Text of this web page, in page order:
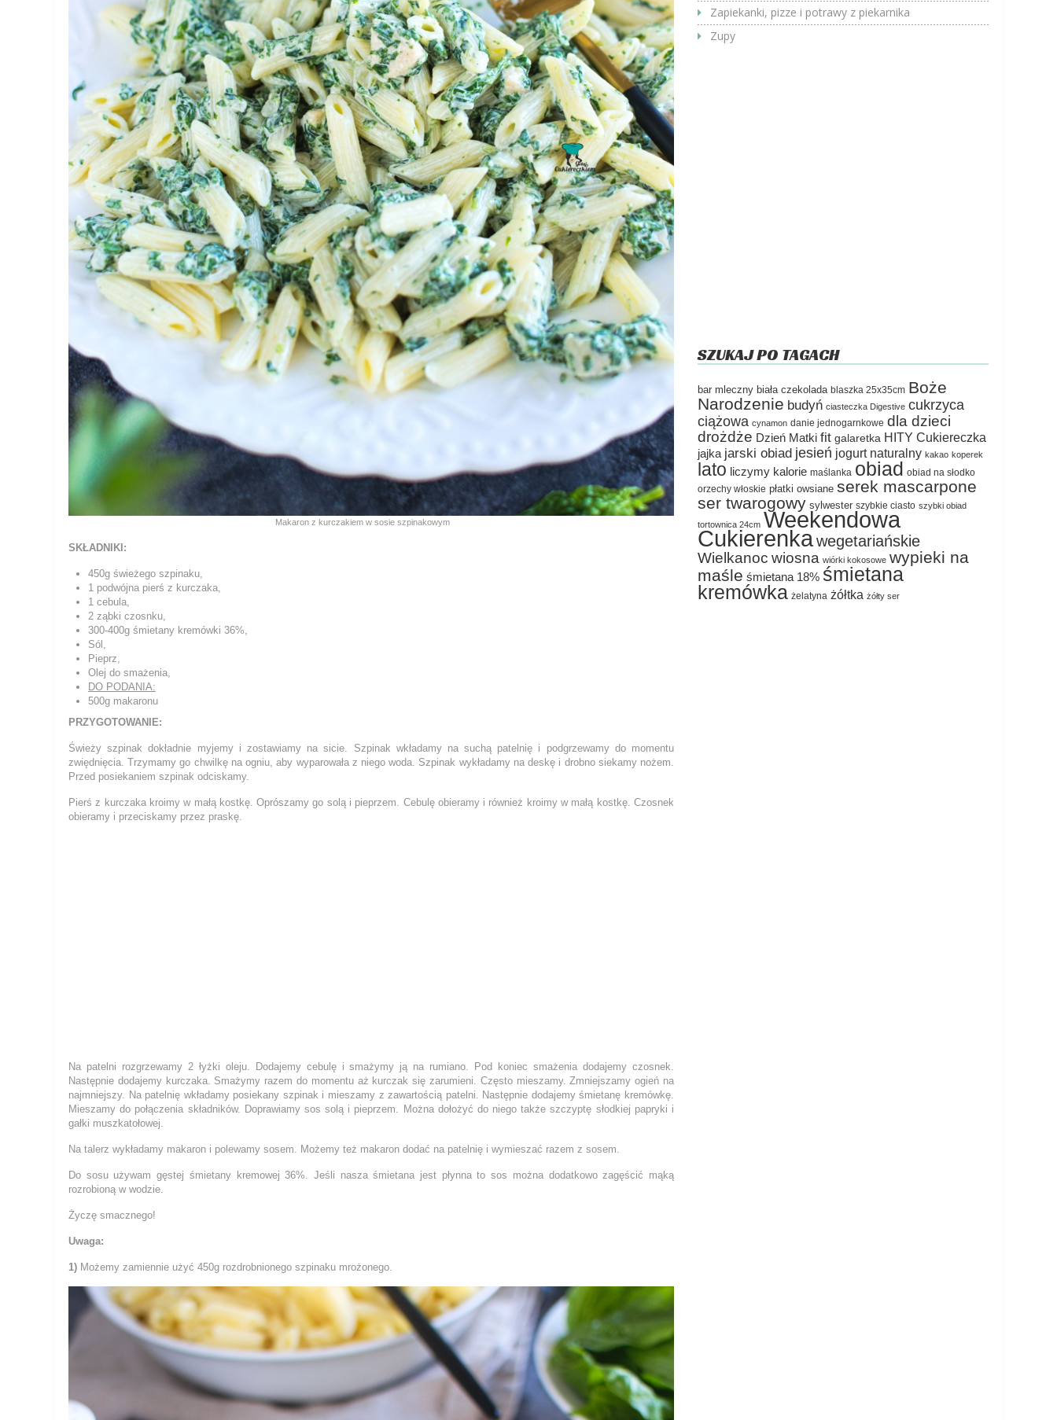
Makaron z kurczakiem w sosie szpinakowym
SKŁADNIKI:
450g świeżego szpinaku,
1 podwójna pierś z kurczaka,
1 cebula,
2 ząbki czosnku,
300-400g śmietany kremówki 36%,
Sól,
Pieprz,
Olej do smażenia,
DO PODANIA:
500g makaronu
PRZYGOTOWANIE:
Świeży szpinak dokładnie myjemy i zostawiamy na sicie. Szpinak wkładamy na suchą patelnię i podgrzewamy do momentu
zwiędnięcia. Trzymamy go chwilkę na ogniu, aby wyparowała z niego woda. Szpinak wykładamy na deskę i drobno siekamy nożem.
Przed posiekaniem szpinak odciskamy.
Pierś z kurczaka kroimy w małą kostkę. Oprószamy go solą i pieprzem. Cebulę obieramy i również kroimy w małą kostkę. Czosnek
obieramy i przeciskamy przez praskę.
Na patelni rozgrzewamy 2 łyżki oleju. Dodajemy cebulę i smażymy ją na rumiano. Pod koniec smażenia dodajemy czosnek.
Następnie dodajemy kurczaka. Smażymy razem do momentu aż kurczak się zarumieni. Często mieszamy. Zmniejszamy ogień na
najmniejszy. Na patelnię wkładamy posiekany szpinak i mieszamy z zawartością patelni. Następnie dodajemy śmietanę kremówkę.
Mieszamy do połączenia składników. Doprawiamy sos solą i pieprzem. Można dołożyć do niego także szczyptę słodkiej papryki i
gałki muszkatołowej.
Na talerz wykładamy makaron i polewamy sosem. Możemy też makaron dodać na patelnię i wymieszać razem z sosem.
Do sosu używam gęstej śmietany kremowej 36%. Jeśli nasza śmietana jest płynna to sos można dodatkowo zagęścić mąką
rozrobioną w wodzie.
Życzę smacznego!
Uwaga:
1) Możemy zamiennie użyć 450g rozdrobnionego szpinaku mrożonego.
Zapiekanki, pizze i potrawy z piekarnika
Zupy
SZUKAJ PO TAGACH
bar mleczny biała czekolada blaszka 25x35cm Boże
Narodzenie budyń ciasteczka Digestive cukrzyca
ciążowa cynamon danie jednogarnkowe dla dzieci
drożdże Dzień Matki fit galaretka HITY Cukiereczka
jajka jarski obiad jesień jogurt naturalny kakao koperek
lato liczymy kalorie maślanka obiad obiad na słodko
orzechy włoskie płatki owsiane serek mascarpone
ser twarogowy sylwester szybkie ciasto szybki obiad
tortownica 24cm Weekendowa
Cukierenkawegetariańskie
Wielkanoc wiosna wiórki kokosowe wypieki na
maśle śmietana 18% śmietana
kremówka żelatyna żółtka żółty ser